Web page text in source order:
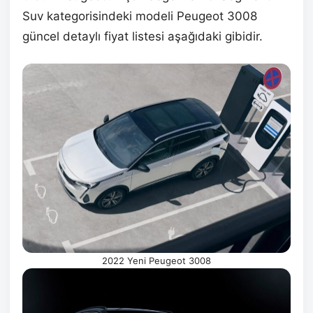
Suv kategorisindeki modeli Peugeot 3008
güncel detaylı fiyat listesi aşağıdaki gibidir.
2022 Yeni Peugeot 3008